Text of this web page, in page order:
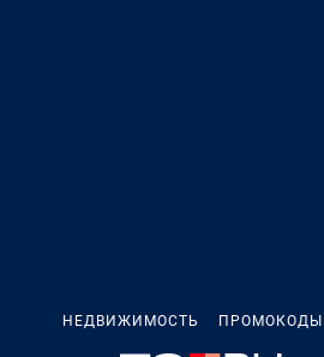
НЕДВИЖИМОСТЬ ПРОМОКОДЫ